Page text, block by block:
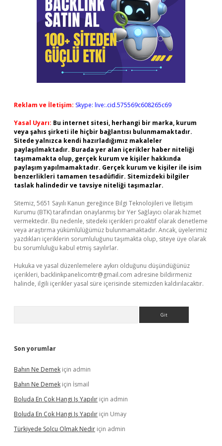
Reklam ve İletişim: Skype: live:.cid.575569c608265c69
Yasal Uyarı: Bu internet sitesi, herhangi bir marka, kurum
veya şahıs şirketi ile hiçbir bağlantısı bulunmamaktadır.
Sitede yalnızca kendi hazırladığımız makaleler
paylaşılmaktadır. Burada yer alan içerikler haber niteliği
taşımamakta olup, gerçek kurum ve kişiler hakkında
paylaşım yapılmamaktadır. Gerçek kurum ve kişiler ile isim
benzerlikleri tamamen tesadüfidir. Sitemizdeki bilgiler
taslak halindedir ve tavsiye niteliği taşımazlar.
Sitemiz, 5651 Sayılı Kanun gereğince Bilgi Teknolojileri ve İletişim
Kurumu (BTK) tarafından onaylanmış bir Yer Sağlayıcı olarak hizmet
vermektedir. Bu nedenle, sitedeki içerikleri proaktif olarak denetleme
veya araştırma yükümlülüğümüz bulunmamaktadır. Ancak, üyelerimiz
yazdıkları içeriklerin sorumluluğunu taşımakta olup, siteye üye olarak
bu sorumluluğu kabul etmiş sayılırlar.
Hukuka ve yasal düzenlemelere aykırı olduğunu düşündüğünüz
içerikleri, backlinkpanelicomtr@gmail.com adresine bildirmeniz
halinde, ilgili içerikler yasal süre içerisinde sitemizden kaldırılacaktır.
Son yorumlar
Bahın Ne Demek için admin
Bahın Ne Demek için İsmail
Boluda En Çok Hangi Iş Yapılır için admin
Boluda En Çok Hangi Iş Yapılır için Umay
Türkiyede Solcu Olmak Nedir için admin